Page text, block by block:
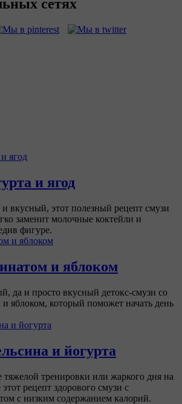
сетях
и ягод
и вкусный, этот полезный рецепт смузи
заменит молочные коктейли и
фигуре.
и яблоком
да и просто вкусный детокс-смузи со
яблоком, который поможет начать день
и йогурта
тренировки или жаркого дня на
рецепт здорового смузи с
с низким содержанием калорий.